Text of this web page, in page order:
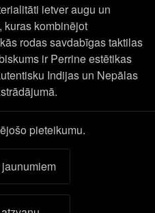
ietver augu un
kuras kombinējot
rodas savdabīgas taktilas
ir Perrine estētikas
Indijas un Nepālas
pieteikumu.